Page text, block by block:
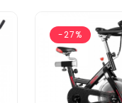
-27%